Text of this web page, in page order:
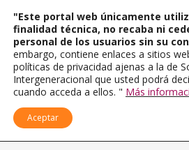
"Este portal web únicamente
finalidad técnica, no recaba ni
personal de los usuarios sin su
embargo, contiene enlaces a sitios
políticas de privacidad ajenas a la de
Intergeneracional que usted podrá
cuando acceda a ellos. " Más
Aceptar